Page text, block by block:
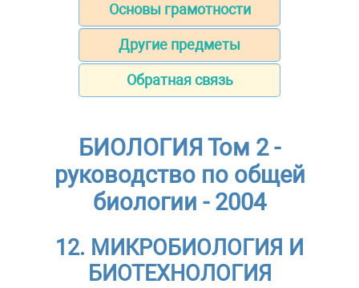
Основы грамотности
Другие предметы
Обратная связь
БИОЛОГИЯ Том 2 -
руководство по общей
биологии - 2004
12. МИКРОБИОЛОГИЯ И
БИОТЕХНОЛОГИЯ